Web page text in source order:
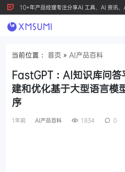
10+年产品经理专注分享AI 工具、AI 资讯
产品创新，按 Ctrl+D 收藏我们
当前位置： 首页 » AI产品百科
FastGPT：AI知识库问答
建和优化基于大型语言
序
1年前 AI产品百科 1834 0